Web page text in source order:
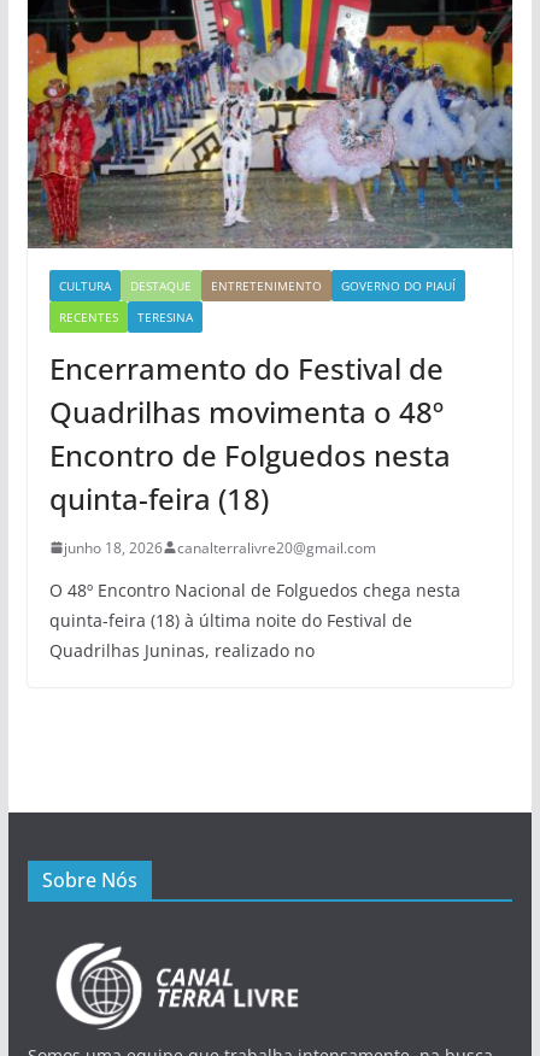
CULTURA DESTAQUE ENTRETENIMENTO
GOVERNO DO PIAUÍ
RECENTES
TERESINA
Encerramento do Festival de
Quadrilhas movimenta o 48º
Encontro de Folguedos nesta
quinta-feira (18)
junho 18, 2026 canalterralivre20@gmail.com
O 48º Encontro Nacional de Folguedos chega nesta
quinta-feira (18) à última noite do Festival de
Quadrilhas Juninas, realizado no
Sobre Nós